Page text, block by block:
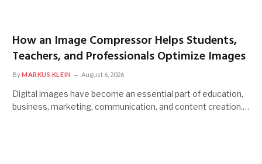
How an Image Compressor Helps Students,
Teachers, and Professionals Optimize Images
ByMARKUS KLEIN August 6, 2026
Digital images have become an essential part of education,
business, marketing, communication, and content creation.…